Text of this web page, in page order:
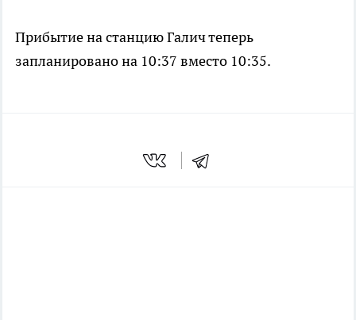
Прибытие на станцию Галич теперь
запланировано на 10:37 вместо 10:35.